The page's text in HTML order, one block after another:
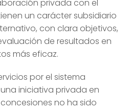
privada con el
un carácter subsidiario
con clara objetivos,
de resultados en
más eficaz.
por el sistema
iniciativa privada en
no ha sido